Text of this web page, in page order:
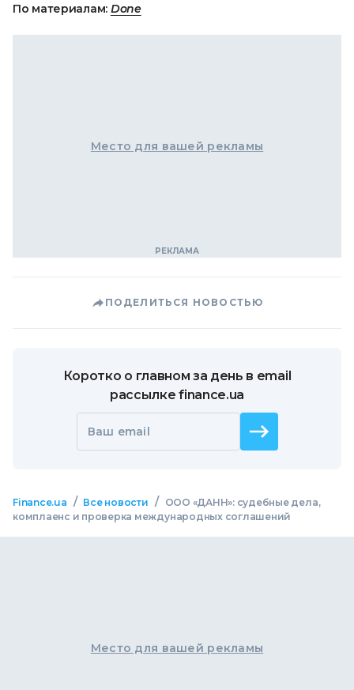
По материалам: Done
Место для вашей рекламы
ПОДЕЛИТЬСЯ НОВОСТЬЮ
Коротко о главном за день в email
рассылке finance.ua
Ваш email
Finance.ua / Все новости /
ООО «ДАНН»: судебные дела,
комплаенс и проверка международных соглашений
Место для вашей рекламы